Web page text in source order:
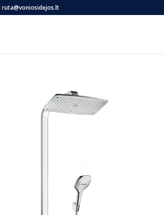
ruta@voniosidejos.lt